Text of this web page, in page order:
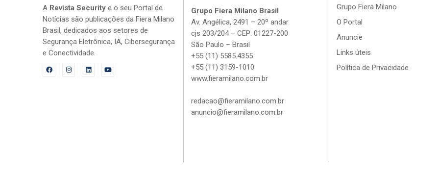
A Revista Security e o seu Portal de
Notícias são publicações da Fiera Milano
Brasil, dedicados aos setores de
Segurança Eletrônica, IA, Cibersegurança
e Conectividade.
Grupo Fiera Milano Brasil
Av. Angélica, 2491 – 20º andar
cjs 203/204 – CEP: 01227-200
São Paulo – Brasil
+55 (11) 5585.4355
+55 (11) 3159-1010
www.fieramilano.com.br
redacao@fieramilano.com.br
anuncio@fieramilano.com.br
Grupo Fiera Milano
O Portal
Anuncie
Links úteis
Política de Privacidade